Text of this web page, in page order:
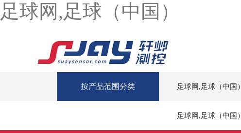
足球网,足球（中国）
按产品范围分类 足球网,足球（中国）
足球网,足球（中国）